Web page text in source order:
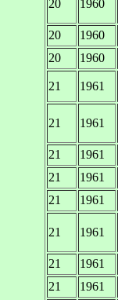
20 1960
20 1960
20 1960
21 1961
21 1961
21 1961
21 1961
21 1961
21 1961
21 1961
21 1961